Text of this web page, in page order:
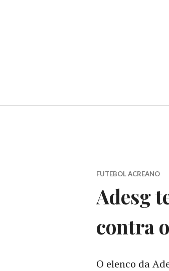
FUTEBOL ACREANO
Adesg
contra
O elenco da